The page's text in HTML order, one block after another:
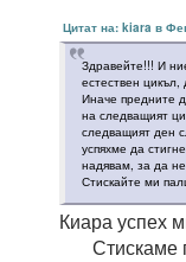
Цитат на: kiara в
Здравейте!!! И
естествен
Иначе предните
на следващият
следващият ден
успяхме да
надявам, за да
Стискайте ми
Киара успех
Стискаме